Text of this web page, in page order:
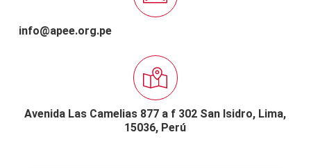
info@apee.org.pe
Avenida Las Camelias 877 a f 302 San Isidro, Lima,
15036, Perú